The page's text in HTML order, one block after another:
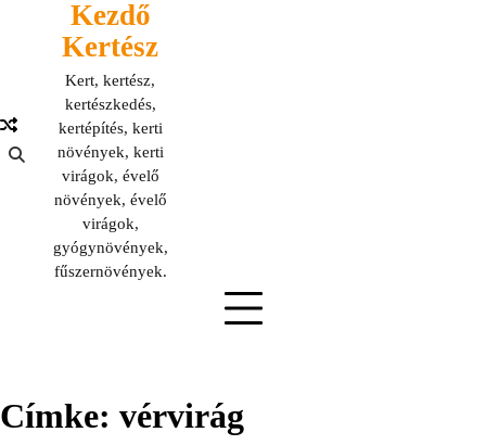
Kezdő
Kertész
Kert, kertész,
kertészkedés,
kertépítés, kerti
növények, kerti
virágok, évelő
növények, évelő
virágok,
gyógynövények,
fűszernövények.
Címke: vérvirág